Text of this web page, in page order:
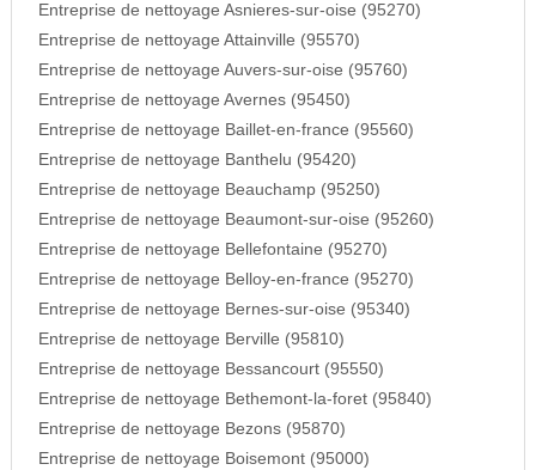
Entreprise de nettoyage Asnieres-sur-oise (95270)
Entreprise de nettoyage Attainville (95570)
Entreprise de nettoyage Auvers-sur-oise (95760)
Entreprise de nettoyage Avernes (95450)
Entreprise de nettoyage Baillet-en-france (95560)
Entreprise de nettoyage Banthelu (95420)
Entreprise de nettoyage Beauchamp (95250)
Entreprise de nettoyage Beaumont-sur-oise (95260)
Entreprise de nettoyage Bellefontaine (95270)
Entreprise de nettoyage Belloy-en-france (95270)
Entreprise de nettoyage Bernes-sur-oise (95340)
Entreprise de nettoyage Berville (95810)
Entreprise de nettoyage Bessancourt (95550)
Entreprise de nettoyage Bethemont-la-foret (95840)
Entreprise de nettoyage Bezons (95870)
Entreprise de nettoyage Boisemont (95000)